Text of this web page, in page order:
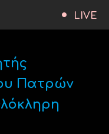
LIVE
Πατρών